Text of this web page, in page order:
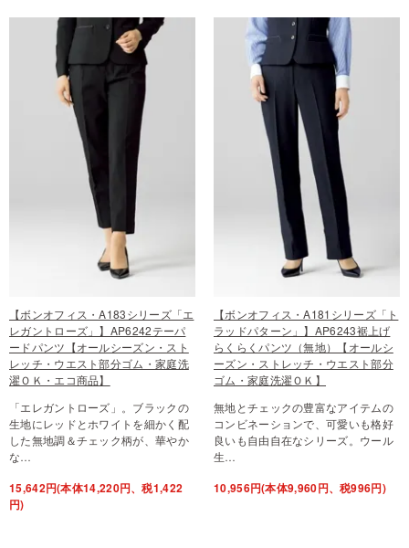
【ボンオフィス・A183シリーズ「エ
レガントローズ」】AP6242テーパ
ードパンツ【オールシーズン・スト
レッチ・ウエスト部分ゴム・家庭洗
濯ＯＫ・エコ商品】
「エレガントローズ」。ブラックの
生地にレッドとホワイトを細かく配
した無地調＆チェック柄が、華やか
な…
15,642円(本体14,220円、税1,422
円)
【ボンオフィス・A181シリーズ「ト
ラッドパターン」】AP6243裾上げ
らくらくパンツ（無地）【オールシ
ーズン・ストレッチ・ウエスト部分
ゴム・家庭洗濯ＯＫ】
無地とチェックの豊富なアイテムの
コンビネーションで、可愛いも格好
良いも自由自在なシリーズ。ウール
生…
10,956円(本体9,960円、税996円)